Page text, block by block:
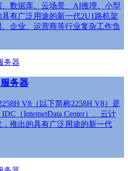
数据库、云场景、AI推理、小型
有广泛用途的新一代2U1路机架
企业、运营商等行业复杂工作负
务器
V8（以下简称2258H V8）是
（InternetData Center）、云计
推出的具有广泛用途的新一代